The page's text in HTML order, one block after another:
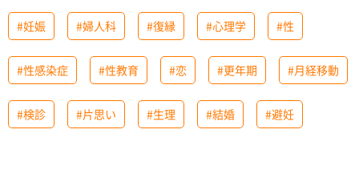
#妊娠 #婦人科 #復縁 #心理学 #性
#性感染症 #性教育 #恋 #更年期 #月経移動
#検診 #片思い #生理 #結婚 #避妊